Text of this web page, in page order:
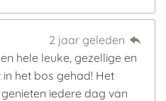
2 jaar geleden
hele leuke, gezellige en
het bos gehad! Het
iedere dag van